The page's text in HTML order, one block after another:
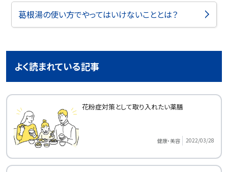
葛根湯の使い方でやってはいけないこととは？
よく読まれている記事
花粉症対策として取り入れたい薬膳
健康・美容 2022/03/28